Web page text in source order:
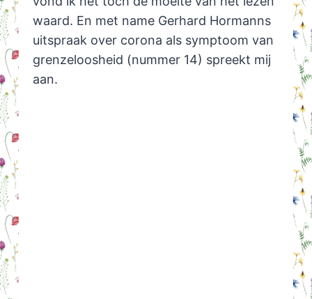
waard. En met name Gerhard Hormanns
uitspraak over corona als symptoom van
grenzeloosheid (nummer 14) spreekt mij
aan.